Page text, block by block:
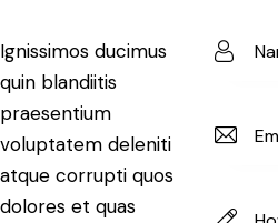
Ignissimos ducimus
quin blandiitis
praesentium
voluptatem deleniti
atque corrupti quos
dolores et quas